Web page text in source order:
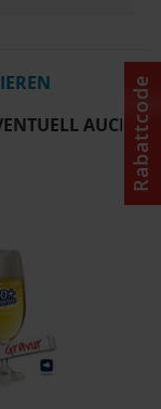
AUCH Rabattcode